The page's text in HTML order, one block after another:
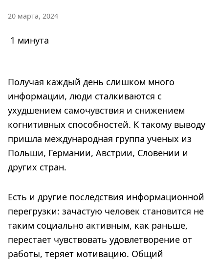
20 марта, 2024
1 минута
Получая каждый день слишком много
информации, люди сталкиваются с
ухудшением самочувствия и снижением
когнитивных способностей. К такому выводу
пришла международная группа ученых из
Польши, Германии, Австрии, Словении и
других стран.
Есть и другие последствия информационной
перегрузки: зачастую человек становится не
таким социально активным, как раньше,
перестает чувствовать удовлетворение от
работы, теряет мотивацию. Общий